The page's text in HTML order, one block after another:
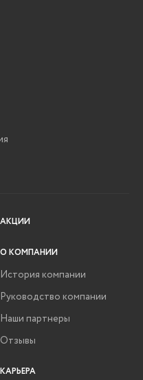
АКЦИИ
О КОМПАНИИ
История компании
Руководство компании
Наши партнеры
Отзывы
КАРЬЕРА